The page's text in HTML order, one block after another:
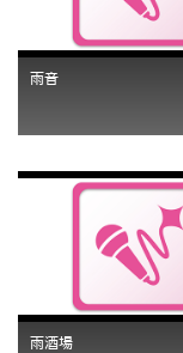
雨音
雨酒場